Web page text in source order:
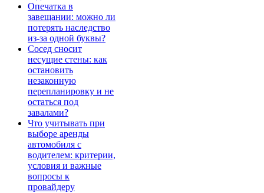
Опечатка в
завещании: можно ли
потерять наследство
из-за одной буквы?
Сосед сносит
несущие стены: как
остановить
незаконную
перепланировку и не
остаться под
завалами?
Что учитывать при
выборе аренды
автомобиля с
водителем: критерии,
условия и важные
вопросы к
провайдеру